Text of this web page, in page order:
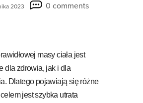
2023 0 comments
masy ciała jest
dla zdrowia, jak i dla
Dlatego pojawiają się różne
jest szybka utrata